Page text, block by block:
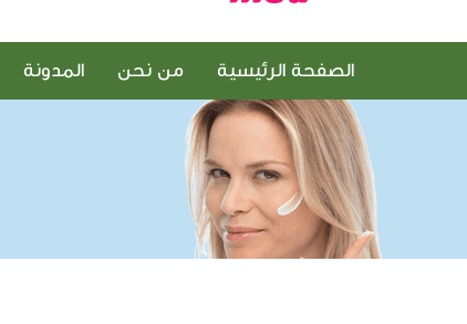
الصفحة الرئيسية من نحن المدونة